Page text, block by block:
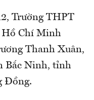
Trường THPT
Hồ Chí Minh
Thanh Xuân,
Bắc Ninh, tỉnh
Đồng.